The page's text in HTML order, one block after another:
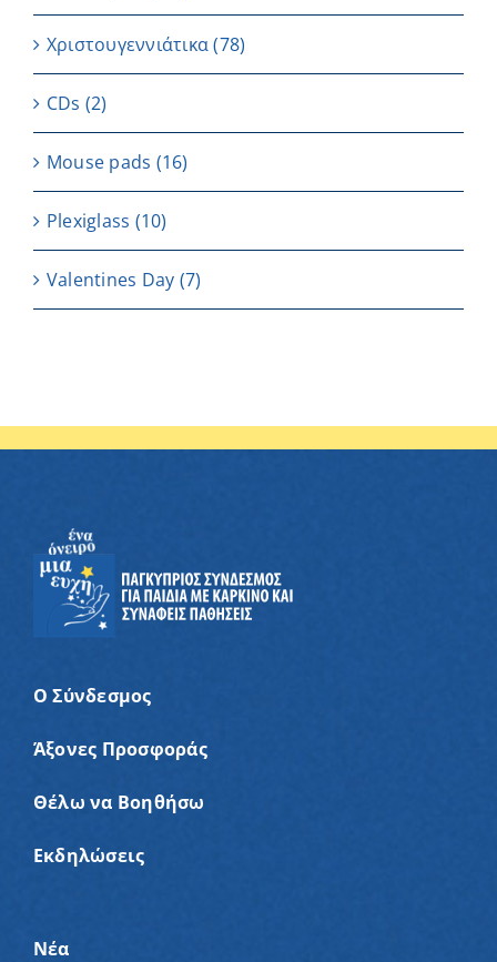
Χριστουγεννιάτικα(78)
CDs (2)
Μouse pads (16)
Plexiglass (10)
Valentines Day (7)
Ο Σύνδεσμος
Άξονες Προσφοράς
Θέλω να Βοηθήσω
Εκδηλώσεις
Νέα